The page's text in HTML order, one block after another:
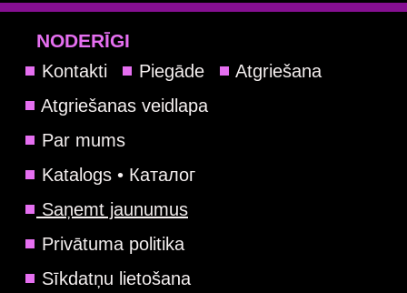
NODERĪGI
Kontakti Piegāde
Atgriešana
Atgriešanas veidlapa
Par mums
Katalogs • Каталог
Saņemt jaunumus
Privātuma politika
Sīkdatņu lietošana